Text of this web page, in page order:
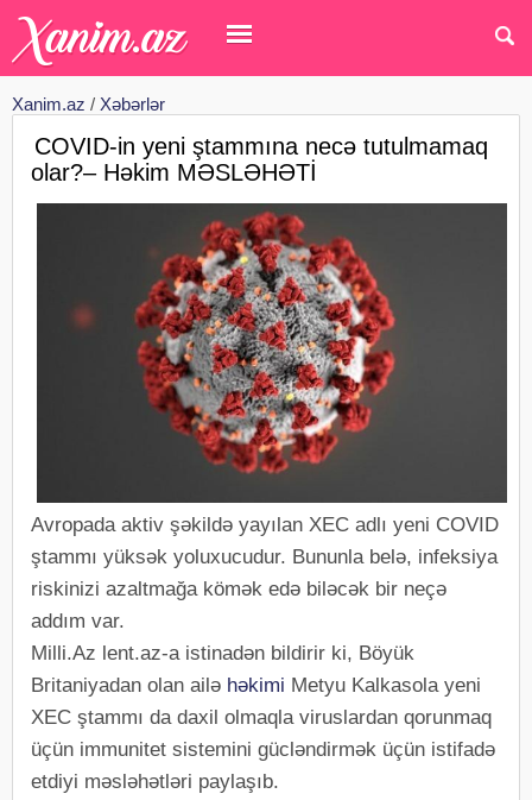
Xanim.az / Xəbərlər
COVID-in yeni ştammına necə tutulmamaq
olar?– Həkim MƏSLƏHƏTİ
Avropada aktiv şəkildə yayılan XEC adlı yeni COVID
ştammı yüksək yoluxucudur. Bununla belə, infeksiya
riskinizi azaltmağa kömək edə biləcək bir neçə
addım var.
Milli.Az lent.az-a istinadən bildirir ki, Böyük
Britaniyadan olan ailə həkimi Metyu Kalkasola yeni
XEC ştammı da daxil olmaqla viruslardan qorunmaq
üçün immunitet sistemini gücləndirmək üçün istifadə
etdiyi məsləhətləri paylaşıb.